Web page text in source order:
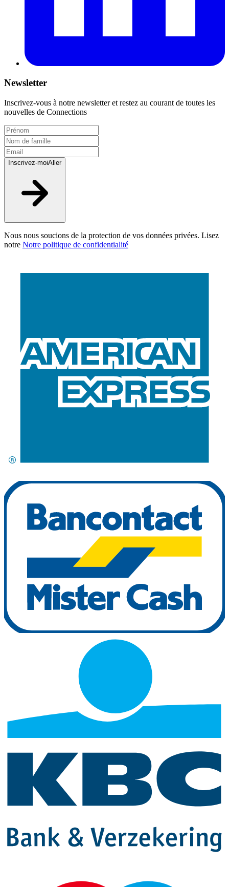
Newsletter
Inscrivez-vous à notre newsletter et restez au courant de toutes les
nouvelles de Connections
Inscrivez-moiAller
Nous nous soucions de la protection de vos données privées. Lisez
notre Notre politique de confidentialité